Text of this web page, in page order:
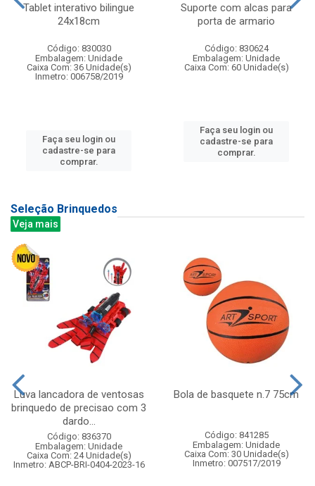
Tablet interativo bilingue
24x18cm
Código: 830030
Embalagem: Unidade
Caixa Com: 36 Unidade(s)
Inmetro: 006758/2019
Faça seu login ou
cadastre-se para
comprar.
Suporte com alcas para
porta de armario
Código: 830624
Embalagem: Unidade
Caixa Com: 60 Unidade(s)
Faça seu login ou
cadastre-se para
comprar.
Seleção Brinquedos
Veja mais
Luva lancadora de ventosas
brinquedo de precisao com 3
dardo...
Código: 836370
Embalagem: Unidade
Caixa Com: 24 Unidade(s)
Inmetro: ABCP-BRI-0404-2023-16
Bola de basquete n.7 75cm
Código: 841285
Embalagem: Unidade
Caixa Com: 30 Unidade(s)
Inmetro: 007517/2019